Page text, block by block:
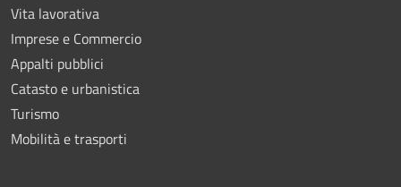
Vita lavorativa
Imprese e Commercio
Appalti pubblici
Catasto e urbanistica
Turismo
Mobilità e trasporti